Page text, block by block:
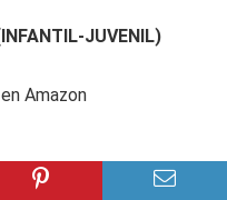
JUVENIL)
Amazon